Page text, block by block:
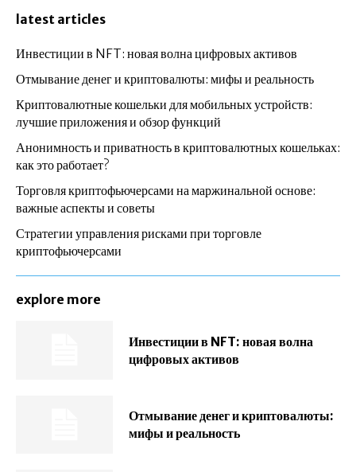
latest articles
Инвестиции в NFT: новая волна цифровых активов
Отмывание денег и криптовалюты: мифы и реальность
Криптовалютные кошельки для мобильных устройств:
лучшие приложения и обзор функций
Анонимность и приватность в криптовалютных кошельках:
как это работает?
Торговля криптофьючерсами на маржинальной основе:
важные аспекты и советы
Стратегии управления рисками при торговле
криптофьючерсами
explore more
Инвестиции в NFT: новая волна
цифровых активов
Отмывание денег и криптовалюты:
мифы и реальность